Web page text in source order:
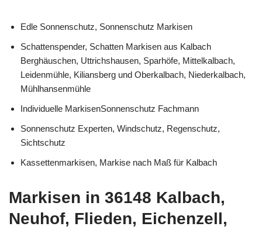
Edle Sonnenschutz, Sonnenschutz Markisen
Schattenspender, Schatten Markisen aus Kalbach
Berghäuschen, Uttrichshausen, Sparhöfe, Mittelkalbach,
Leidenmühle, Kiliansberg und Oberkalbach, Niederkalbach,
Mühlhansenmühle
Individuelle MarkisenSonnenschutz Fachmann
Sonnenschutz Experten, Windschutz, Regenschutz,
Sichtschutz
Kassettenmarkisen, Markise nach Maß für Kalbach
Markisen in 36148 Kalbach,
Neuhof, Flieden, Eichenzell,